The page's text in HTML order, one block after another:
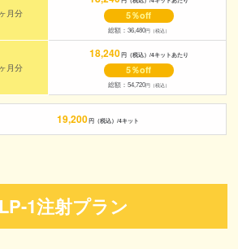
月分 5％off
総額：36,480円（税込）
月分
18,240円（税込）/4キットあたり
5％off
総額：54,720円（税込）
19,200円（税込）/4キット
1注射プラン